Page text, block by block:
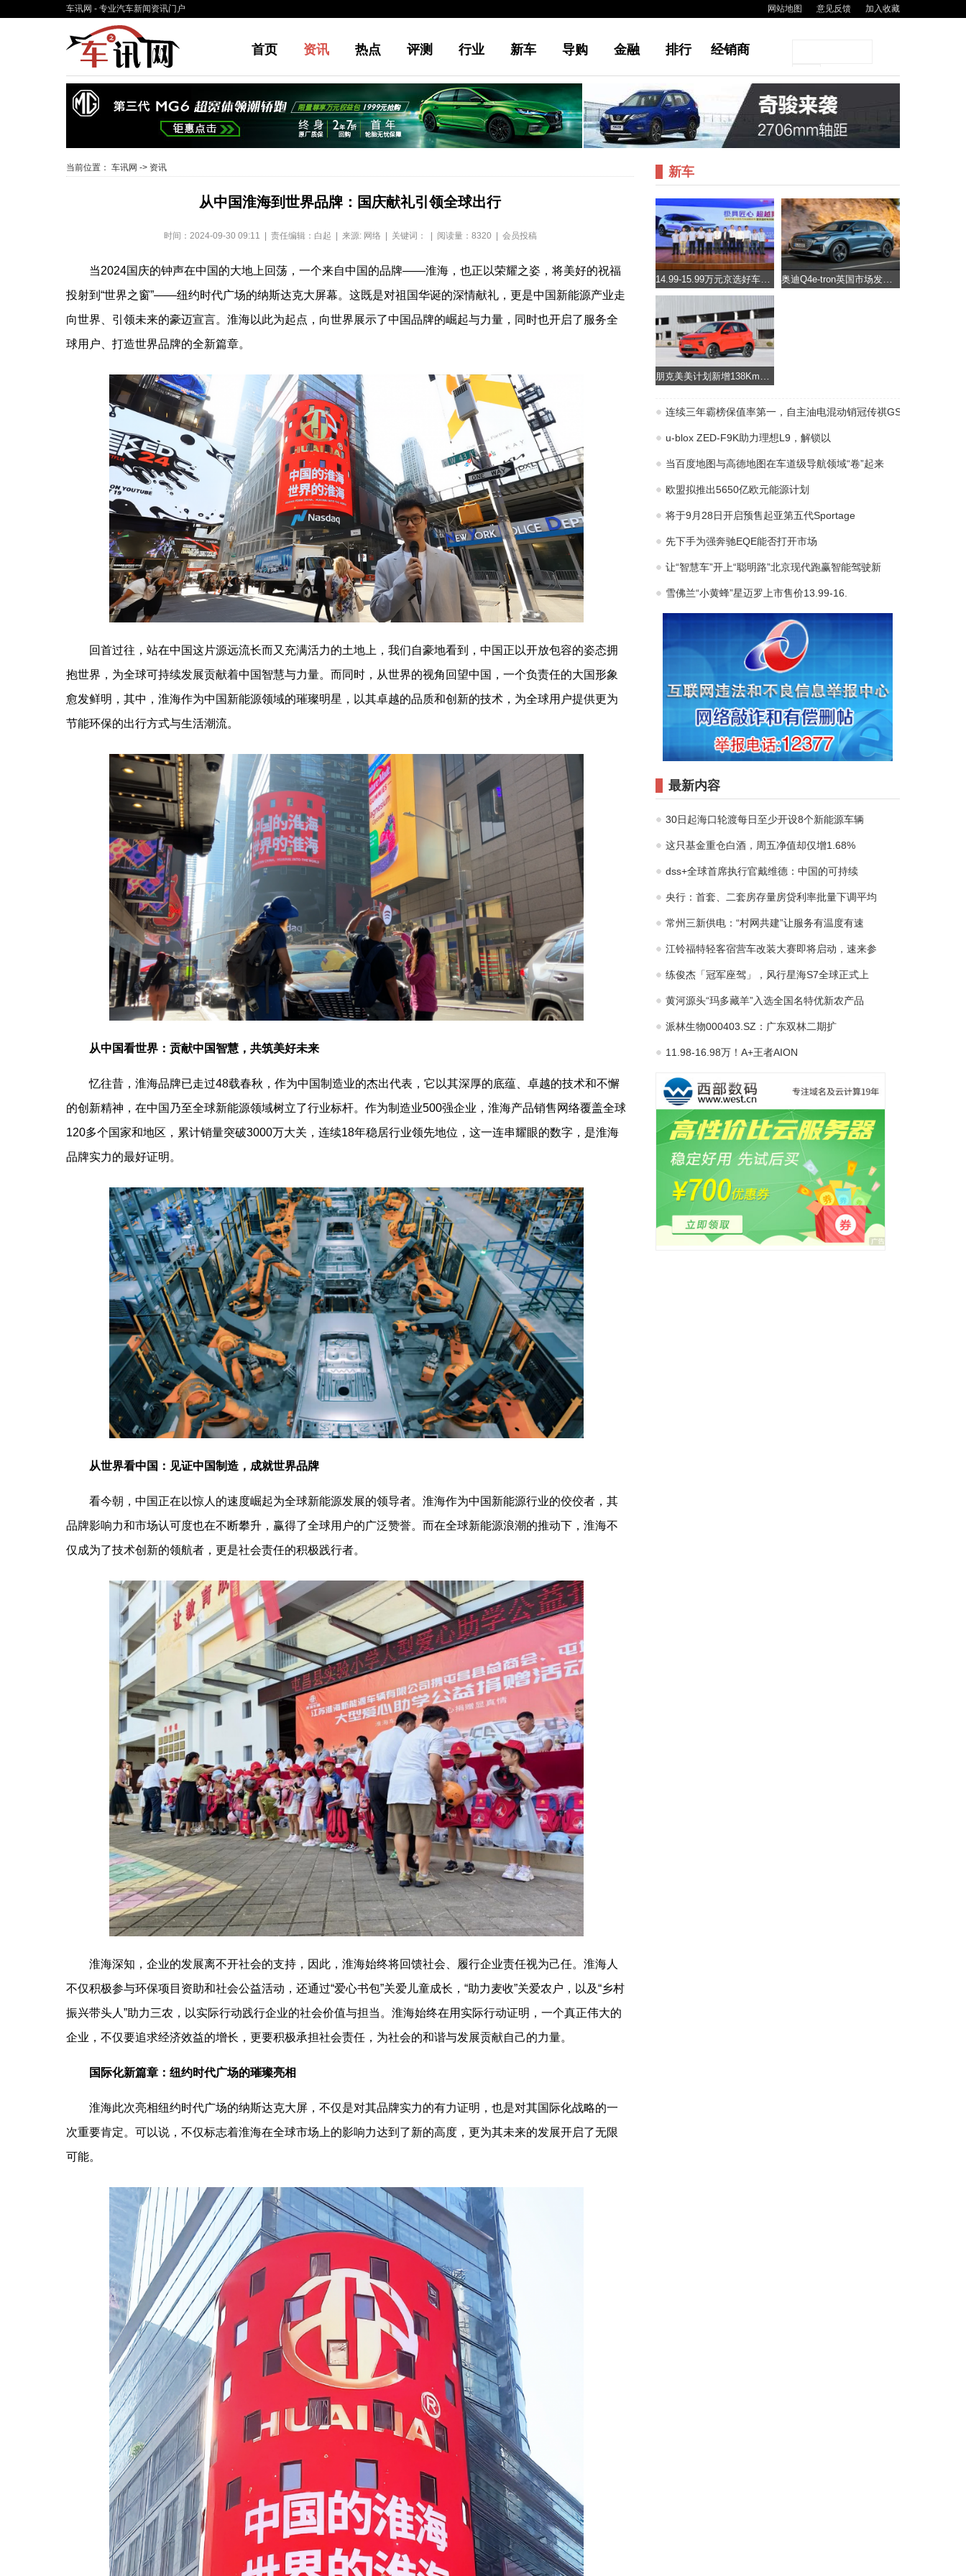
车讯网 - 专业汽车新闻资讯门户 加入收藏
意见反馈
网站地图
首页 资讯 热点 评测 行业 新车 导购 金融 排行 经销商
当前位置： 车讯网 -> 资讯
从中国淮海到世界品牌：国庆献礼引领全球出行
时间：2024-09-30 09:11 | 责任编辑：白起 | 来源: 网络 | 关键词： | 阅读量：8320 | 会员投稿
当2024国庆的钟声在中国的大地上回荡，一个来自中国的品牌——淮海，也正以荣耀之姿，将美好的祝福
投射到“世界之窗”——纽约时代广场的纳斯达克大屏幕。这既是对祖国华诞的深情献礼，更是中国新能源产业走
向世界、引领未来的豪迈宣言。淮海以此为起点，向世界展示了中国品牌的崛起与力量，同时也开启了服务全
球用户、打造世界品牌的全新篇章。
回首过往，站在中国这片源远流长而又充满活力的土地上，我们自豪地看到，中国正以开放包容的姿态拥
抱世界，为全球可持续发展贡献着中国智慧与力量。而同时，从世界的视角回望中国，一个负责任的大国形象
愈发鲜明，其中，淮海作为中国新能源领域的璀璨明星，以其卓越的品质和创新的技术，为全球用户提供更为
节能环保的出行方式与生活潮流。
从中国看世界：贡献中国智慧，共筑美好未来
忆往昔，淮海品牌已走过48载春秋，作为中国制造业的杰出代表，它以其深厚的底蕴、卓越的技术和不懈
的创新精神，在中国乃至全球新能源领域树立了行业标杆。作为制造业500强企业，淮海产品销售网络覆盖全球
120多个国家和地区，累计销量突破3000万大关，连续18年稳居行业领先地位，这一连串耀眼的数字，是淮海
品牌实力的最好证明。
从世界看中国：见证中国制造 ， 成就世界品牌
看今朝，中国正在以惊人的速度崛起为全球新能源发展的领导者。淮海作为中国新能源行业的佼佼者，其
品牌影响力和市场认可度也在不断攀升，赢得了全球用户的广泛赞誉。而在全球新能源浪潮的推动下，淮海不
仅成为了技术创新的领航者，更是社会责任的积极践行者。
淮海深知，企业的发展离不开社会的支持，因此，淮海始终将回馈社会、履行企业责任视为己任。淮海人
不仅积极参与环保项目资助和社会公益活动，还通过“爱心书包”关爱儿童成长，“助力麦收”关爱农户，以及“乡村
振兴带头人”助力三农，以实际行动践行企业的社会价值与担当。淮海始终在用实际行动证明，一个真正伟大的
企业，不仅要追求经济效益的增长，更要积极承担社会责任，为社会的和谐与发展贡献自己的力量。
国际化新篇章：纽约时代广场的璀璨亮相
淮海此次亮相纽约时代广场的纳斯达克大屏，不仅是对其品牌实力的有力证明，也是对其国际化战略的一
次重要肯定。可以说，不仅标志着淮海在全球市场上的影响力达到了新的高度，更为其未来的发展开启了无限
可能。
新车
连续三年霸榜保值率第一，自主油电混动销冠传祺GS
u-blox ZED-F9K助力理想L9，解锁以
当百度地图与高德地图在车道级导航领域“卷”起来
欧盟拟推出5650亿欧元能源计划
将于9月28日开启预售起亚第五代Sportage
先下手为强奔驰EQE能否打开市场
让“智慧车”开上“聪明路”北京现代跑赢智能驾驶新
雪佛兰“小黄蜂”星迈罗上市售价13.99-16.
最新内容
30日起海口轮渡每日至少开设8个新能源车辆
这只基金重仓白酒，周五净值却仅增1.68%
dss+全球首席执行官戴维德：中国的可持续
央行：首套、二套房存量房贷利率批量下调平均
常州三新供电：“村网共建”让服务有温度有速
江铃福特轻客宿营车改装大赛即将启动，速来参
练俊杰「冠军座驾」，风行星海S7全球正式上
黄河源头“玛多藏羊”入选全国名特优新农产品
派林生物000403.SZ：广东双林二期扩
11.98-16.98万！A+王者AION